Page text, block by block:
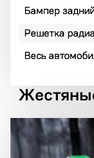
Бампер
Решетка
Весь